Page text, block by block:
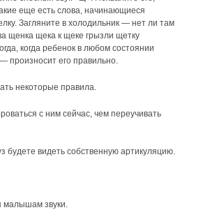
еще есть слова, начинающиеся
Загляните в холодильник — нет ли там
щенка щека к щеке грызли щетку
когда ребенок в любом состоянии
его правильно.
некоторые правила.
с ним сейчас, чем переучивать
будете видеть собственную артикуляцию.
малышам звуки.